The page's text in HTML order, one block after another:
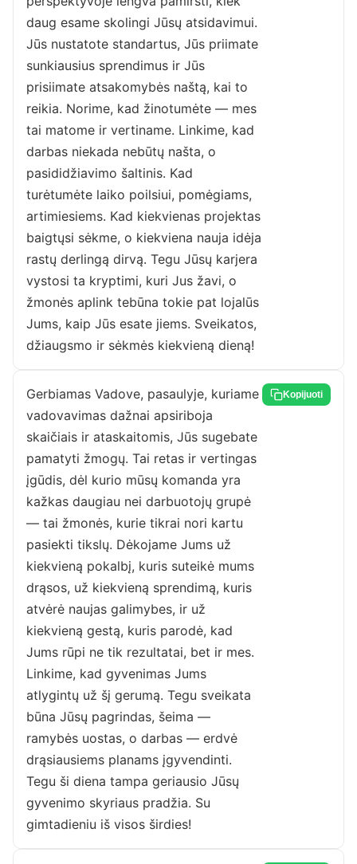
daug esame skolingi Jūsų atsidavimui.
Jūs nustatote standartus, Jūs priimate
sunkiausius sprendimus ir Jūs
prisiimate atsakomybės naštą, kai to
reikia. Norime, kad žinotumėte — mes
tai matome ir vertiname. Linkime, kad
darbas niekada nebūtų našta, o
pasididžiavimo šaltinis. Kad
turėtumėte laiko poilsiui, pomėgiams,
artimiesiems. Kad kiekvienas projektas
baigtųsi sėkme, o kiekviena nauja idėja
rastų derlingą dirvą. Tegu Jūsų karjera
vystosi ta kryptimi, kuri Jus žavi, o
žmonės aplink tebūna tokie pat lojalūs
Jums, kaip Jūs esate jiems. Sveikatos,
džiaugsmo ir sėkmės kiekvieną dieną!
Gerbiamas Vadove, pasaulyje, kuriame
vadovavimas dažnai apsiriboja
skaičiais ir ataskaitomis, Jūs sugebate
pamatyti žmogų. Tai retas ir vertingas
įgūdis, dėl kurio mūsų komanda yra
kažkas daugiau nei darbuotojų grupė
— tai žmonės, kurie tikrai nori kartu
pasiekti tikslų. Dėkojame Jums už
kiekvieną pokalbį, kuris suteikė mums
drąsos, už kiekvieną sprendimą, kuris
atvėrė naujas galimybes, ir už
kiekvieną gestą, kuris parodė, kad
Jums rūpi ne tik rezultatai, bet ir mes.
Linkime, kad gyvenimas Jums
atlygintų už šį gerumą. Tegu sveikata
būna Jūsų pagrindas, šeima —
ramybės uostas, o darbas — erdvė
drąsiausiems planams įgyvendinti.
Tegu ši diena tampa geriausio Jūsų
gyvenimo skyriaus pradžia. Su
gimtadieniu iš visos širdies!
Kopijuoti